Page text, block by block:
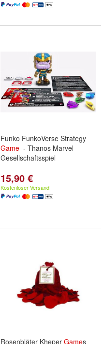
Funko FunkoVerse Strategy
Game - Thanos Marvel
Gesellschaftsspiel
15,90 €
Kostenloser Versand
Rosenbläter Kheper Games